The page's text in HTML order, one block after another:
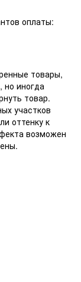
оплаты:
товары,
но иногда
товар.
участков
оттенку к
возможен